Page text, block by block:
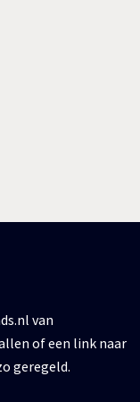
van
of een link naar
geregeld.